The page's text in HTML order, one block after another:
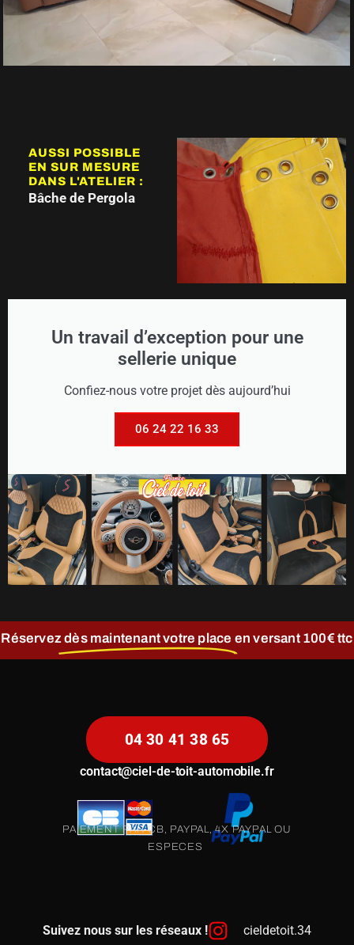
AUSSI POSSIBLE
EN SUR MESURE
DANS L'ATELIER :
Bâche de Pergola
Un travail d’exception pour une
sellerie unique
Confiez-nous votre projet dès aujourd’hui
06 24 22 16 33
Réservezdès maintenant votre place en versant 100€ ttc
04 30 41 38 65
contact@ciel-de-toit-automobile.fr
PAIEMENT PAR CB, PAYPAL, 4X PAYPAL OU
ESPECES
Suivez nous sur les réseaux ! cieldetoit.34